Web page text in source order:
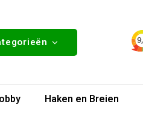
Haken en Breien